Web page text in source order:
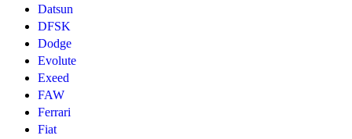
Datsun
DFSK
Dodge
Evolute
Exeed
FAW
Ferrari
Fiat